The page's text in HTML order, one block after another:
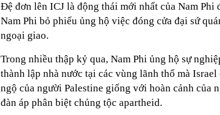
Đệ đơn lên ICJ là động thái mới nhất của Nam Phi
Nam Phi bỏ phiếu ủng hộ việc đóng cửa đại sứ
ngoại giao.
Trong nhiều thập kỷ qua, Nam Phi ủng hộ sự
thành lập nhà nước tại các vùng lãnh thổ mà
ngộ của người Palestine giống với hoàn cảnh của
đàn áp phân biệt chủng tộc apartheid.